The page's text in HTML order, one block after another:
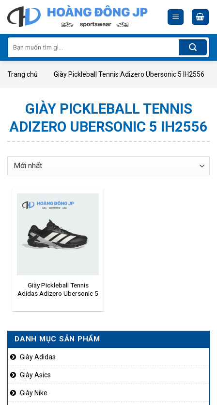
content
kiếm:
Trang chủ Giày Pickleball Tennis Adizero Ubersonic 5 IH2556
GIÀY PICKLEBALL TENNIS
ADIZERO UBERSONIC 5 IH2556
Giày Pickleball Tennis
Adidas Adizero Ubersonic 5
DANH MỤC SẢN PHẨM
Giày Adidas
Giày Asics
Giày Nike